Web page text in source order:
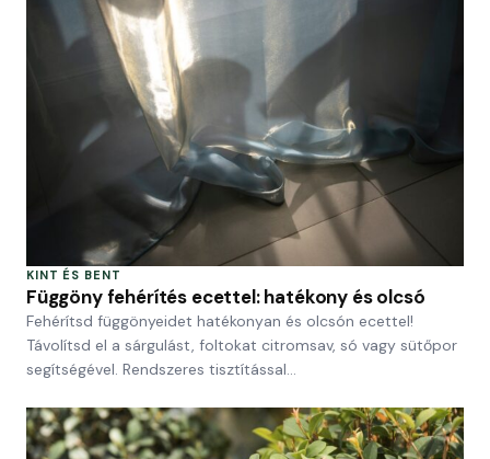
KINT ÉS BENT
Függöny fehérítés ecettel: hatékony és olcsó
Fehérítsd függönyeidet hatékonyan és olcsón ecettel!
Távolítsd el a sárgulást, foltokat citromsav, só vagy sütőpor
segítségével. Rendszeres tisztítással…